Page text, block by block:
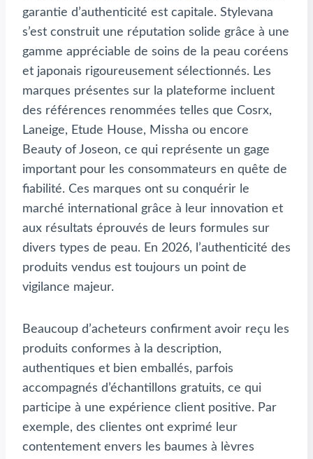
garantie d’authenticité est capitale. Stylevana
s’est construit une réputation solide grâce à une
gamme appréciable de soins de la peau coréens
et japonais rigoureusement sélectionnés. Les
marques présentes sur la plateforme incluent
des références renommées telles que Cosrx,
Laneige, Etude House, Missha ou encore
Beauty of Joseon, ce qui représente un gage
important pour les consommateurs en quête de
fiabilité. Ces marques ont su conquérir le
marché international grâce à leur innovation et
aux résultats éprouvés de leurs formules sur
divers types de peau. En 2026, l’authenticité des
produits vendus est toujours un point de
vigilance majeur.
Beaucoup d’acheteurs confirment avoir reçu les
produits conformes à la description,
authentiques et bien emballés, parfois
accompagnés d’échantillons gratuits, ce qui
participe à une expérience client positive. Par
exemple, des clientes ont exprimé leur
contentement envers les baumes à lèvres